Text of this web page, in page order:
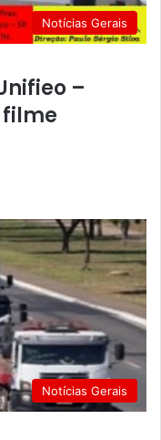
Notícias Gerais
–
Notícias Gerais